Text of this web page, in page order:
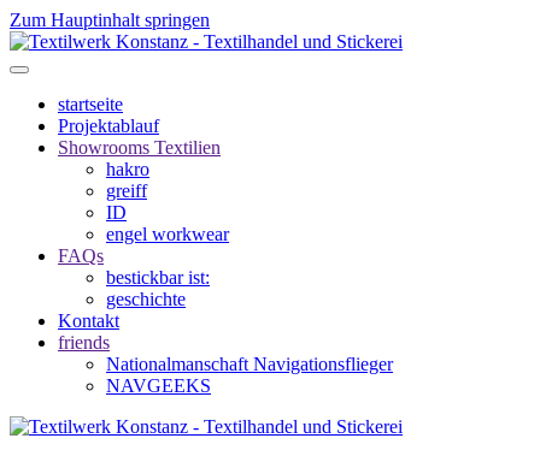
Zum Hauptinhalt springen
startseite
Projektablauf
Showrooms Textilien
hakro
greiff
ID
engel workwear
FAQs
bestickbar ist:
geschichte
Kontakt
friends
Nationalmanschaft Navigationsflieger
NAVGEEKS